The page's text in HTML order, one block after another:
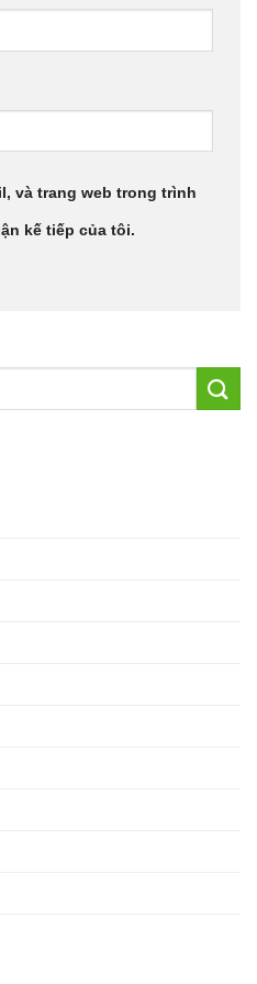
và trang web trong trình
kế tiếp của tôi.